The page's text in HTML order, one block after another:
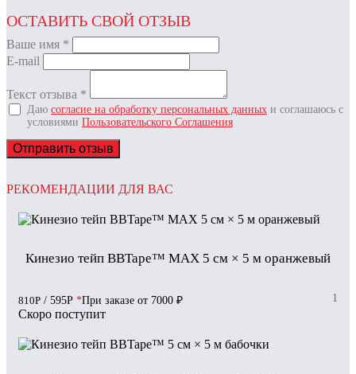
ОСТАВИТЬ СВОЙ ОТЗЫВ
Ваше имя *
E-mail
Текст отзыва *
Даю согласие на обработку персональных данных и соглашаюсь с
условиями Пользовательского Соглашения
Отправить отзыв
РЕКОМЕНДАЦИИ ДЛЯ ВАС
Кинезио тейп BBTape™ МАХ 5 см × 5 м оранжевый
810Р / 595Р *При заказе от 7000 ₽ 1
Скоро поступит